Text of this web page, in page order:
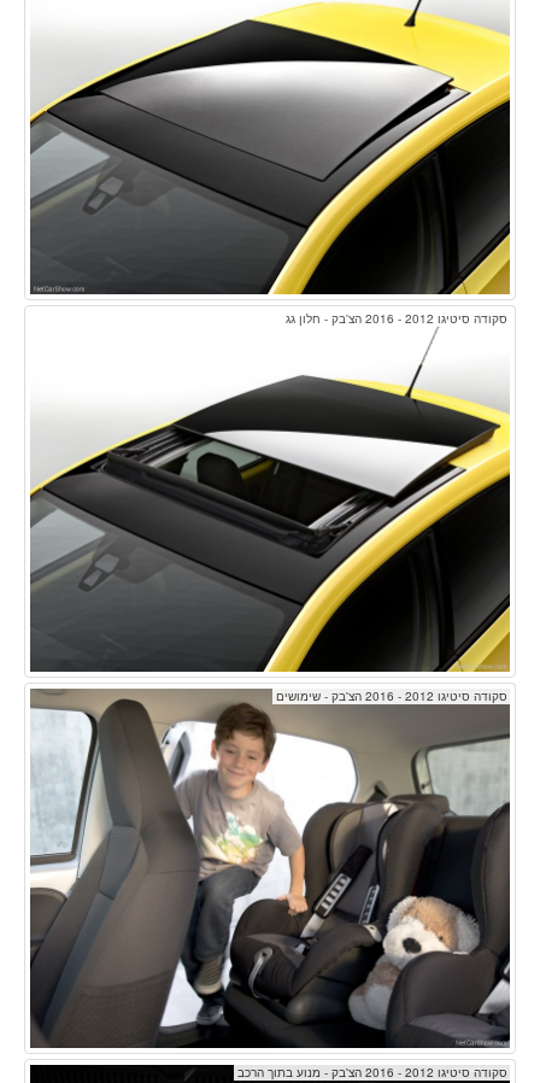
סקודה סיטיגו 2012 - 2016 הצ'בק - חלון גג
סקודה סיטיגו 2012 - 2016 הצ'בק - שימושים
סקודה סיטיגו 2012 - 2016 הצ'בק - מנוע בתוך הרכב